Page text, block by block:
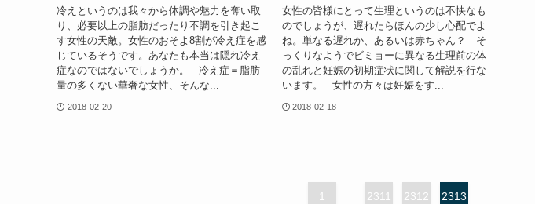
冷えというのは我々から体調や魅力を奪い取
り、必要以上の脂肪だったり不調を引き起こ
す女性の天敵。女性のおそよ8割が冷え症を感
じているそうです。あなたも本当は隠れ冷え
症なのではないでしょうか。 冷え症＝脂肪
量の多くない華奢な女性、そんな...
2018-02-20
女性の皆様にとって生理というのは不快なも
のでしょうが、遅れたらほんの少し心配でよ
ね。単なる遅れか、あるいは赤ちゃん？ そ
っくりなようでビミョーに異なる生理前の体
の乱れと妊娠の初期症状に関して解説を行な
います。 女性の方々は妊娠をす...
2018-02-18
1 2311 2312 2313